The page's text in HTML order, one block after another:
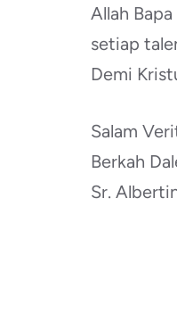
Allah
setiap
Demi
Salam
Berkah
Sr.